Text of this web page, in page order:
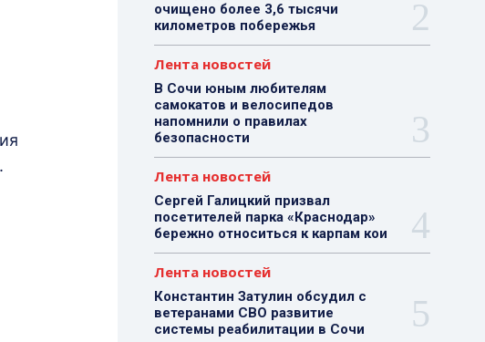
очищено более 3,6 тысячи
километров побережья
Лента новостей
В Сочи юным любителям
самокатов и велосипедов
напомнили о правилах
безопасности
Лента новостей
Сергей Галицкий призвал
посетителей парка «Краснодар»
бережно относиться к карпам кои
Лента новостей
Константин Затулин обсудил с
ветеранами СВО развитие
системы реабилитации в Сочи